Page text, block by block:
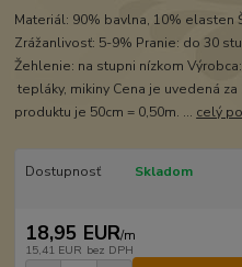
Materiál: 90% bavlna, 10% elasten
Zrážanlivosť: 5-9% Pranie: do 30
Žehlenie: na stupni nízkom
tepláky, mikiny Cena je uvedená
produktu je 50cm = 0,50m. ... celý
Dostupnosť Skladom
18,95 EUR/m
15,41 EUR bez DPH